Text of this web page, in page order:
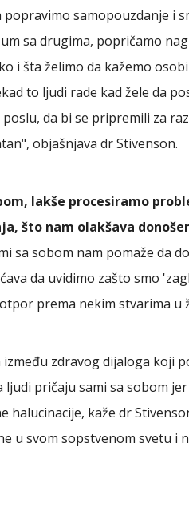
popravimo samopouzdanje i
sa drugima, popričamo
i šta želimo da kažemo
to ljudi rade kad žele da
da bi se pripremili za
objašnjava dr Stivenson.
lakše procesiramo
što nam olakšava
sa sobom nam pomaže da
da uvidimo zašto smo
prema nekim stvarima u
zdravog dijaloga koji
ljudi pričaju sami sa sobom
halucinacije, kaže dr
u svom sopstvenom svetu i